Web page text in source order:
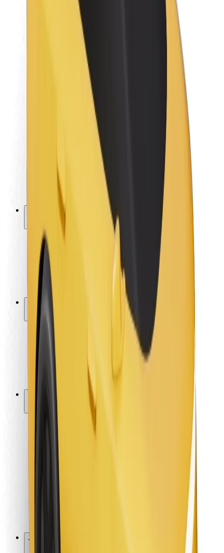
O společnosti Bolt
Udržitelnost podle Boltu
Tiskové centrum
Pokyny ke značce
Vztahy s investory
Média
Městský fond
Bezpečnost cestujících
Bezpečnost řidičů
Bezpečnost na koloběžce
Laboratoř bezpečnosti
Města
Lokality
Řešení pro města
Letiště
Nabíjecí stanice Bolt
Podpora
Pro cestující
Pro řidiče
Pro kurýry
Pro flotilové partnery
Pro restaurace
Bolt for Business
Jiné